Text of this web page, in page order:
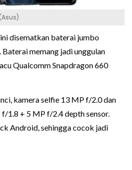
disematkan baterai jumbo
memang jadi unggulan
Qualcomm Snapdragon 660
kamera selfie 13 MP f/2.0 dan
1.8 + 5 MP f/2.4 depth sensor.
Android, sehingga cocok jadi